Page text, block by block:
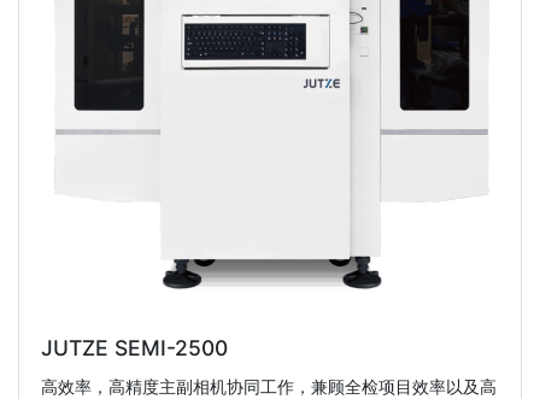
JUTZE SEMI-2500
高效率，高精度主副相机协同工作，兼顾全检项目效率以及高